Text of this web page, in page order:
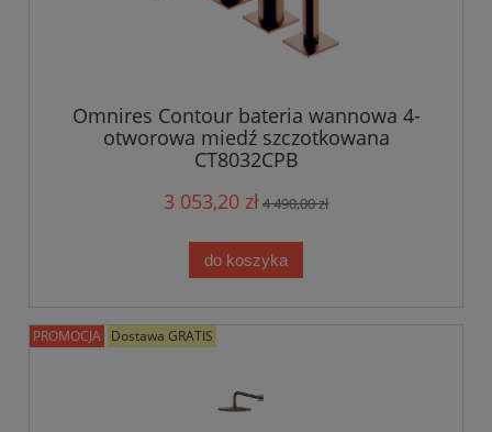
Omnires Contour bateria wannowa 4-
otworowa miedź szczotkowana
CT8032CPB
3 053,20 zł4 490,00 zł
do koszyka
PROMOCJA Dostawa GRATIS